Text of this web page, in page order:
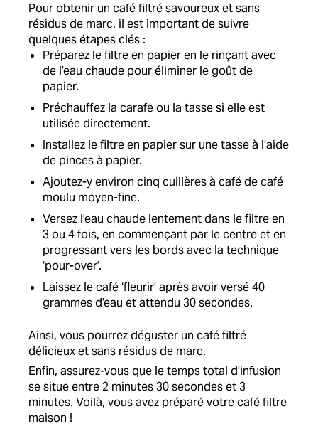
Pour obtenir un café filtré savoureux et sans
résidus de marc, il est important de suivre
quelques étapes clés :
Préparez le filtre en papier en le rinçant avec
de l’eau chaude pour éliminer le goût de
papier.
Préchauffez la carafe ou la tasse si elle est
utilisée directement.
Installez le filtre en papier sur une tasse à l’aide
de pinces à papier.
Ajoutez-y environ cinq cuillères à café de café
moulu moyen-fine.
Versez l’eau chaude lentement dans le filtre en
3 ou 4 fois, en commençant par le centre et en
progressant vers les bords avec la technique
‘pour-over’.
Laissez le café ‘fleurir’ après avoir versé 40
grammes d’eau et attendu 30 secondes.
Ainsi, vous pourrez déguster un café filtré
délicieux et sans résidus de marc.
Enfin, assurez-vous que le temps total d’infusion
se situe entre 2 minutes 30 secondes et 3
minutes. Voilà, vous avez préparé votre café filtre
maison !